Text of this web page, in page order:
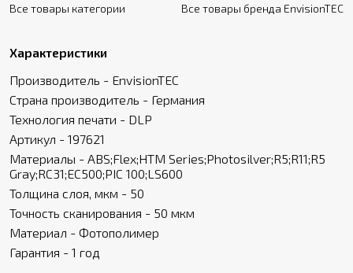
Все товары категории Все товары бренда EnvisionTEC
Характеристики
Производитель - EnvisionTEC
Страна производитель - Германия
Технология печати - DLP
Артикул - 197621
Материалы - ABS;Flex;HTM Series;Photosilver;R5;R11;R5
Gray;RC31;EC500;PIC 100;LS600
Толщина слоя, мкм - 50
Точность сканирования - 50 мкм
Материал - Фотополимер
Гарантия - 1 год